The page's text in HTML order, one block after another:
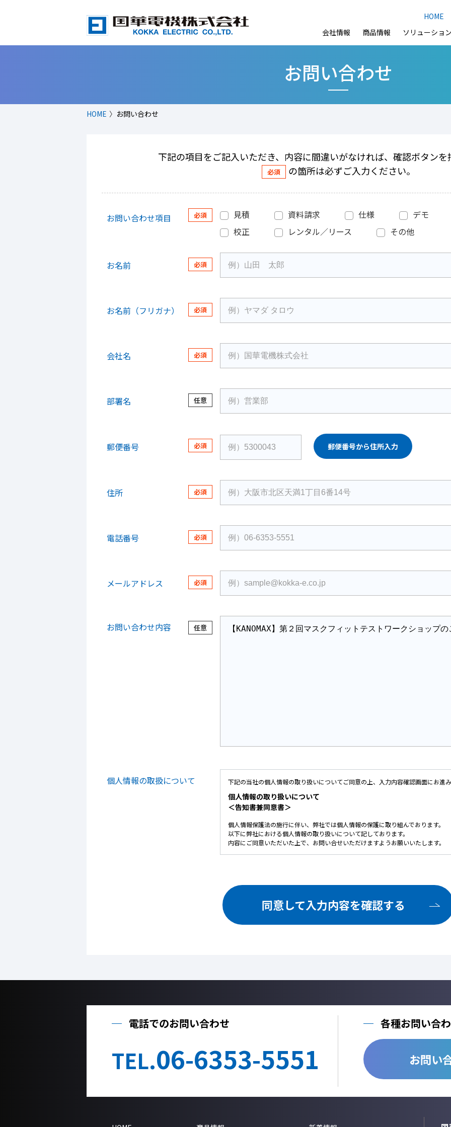
HOME
会社情報
商品情報 ソリューショ
お問い合わせ
HOME お問い合わせ
下記の項目をご記入いただき、内容に間違いがなければ、確認ボタンを
の箇所は必ずご入力ください。
お問い合わせ項目 見積 資料請求 仕様 デモ
校正
レンタル／リース その他
お名前
お名前（フリガナ）
会社名
部署名
郵便番号 郵便番号から住所入力
住所
電話番号
メールアドレス
お問い合わせ内容
個人情報の取扱について 下記の当社の個人情報の取り扱いについてご同意の上、入力内容確認画面にお進み
個人情報の取り扱いについて
＜告知書兼同意書＞
個人情報保護法の施行に伴い、弊社では個人情報の保護に取り組んでおります。
以下に弊社における個人情報の取り扱いについて記しております。
内容にご同意いただいた上で、お問い合せいただけますようお願いいたします。
お取引が発生した場合のクライアント管理のため。
お客様のご利用状況を把握し、今後のサービス改善に役立てるため。
ご提供いただいた個人情報を、法令に定める場合を除き、個人情報を、事前に
しません。
当社への個人情報の利用目的の通知、開示、内容の訂正、追加または削除、
Cookie情報としましては、今後のより良い情報提供を目指す為のアクセス解
情報のみを取得しており、個人情報は取得しておりません。
＜個人情報に関する連絡先＞
国華電機株式会社
webinfo@kokka-e.co.jp
同意して入力内容を確認する
電話でのお問い合わせ
TEL.06-6353-5551
各種お問い合
お問い